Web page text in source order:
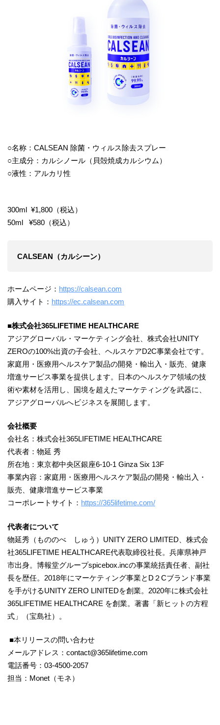
○名称：CALSEAN 除菌・ウィルス除去スプレー
○主成分：カルシノール（貝殻焼成カルシウム）
○液性：アルカリ性
300ml ¥1,800（税込）
50ml ¥580（税込）
CALSEAN（カルシーン）
ホームページ： https://calsean.com
購入サイト： https://ec.calsean.com
■株式会社365LIFETIME HEALTHCARE
アジアグローバル・マーケティング会社、株式会社UNITY
ZEROの100%出資の子会社、ヘルスケアD2C事業会社です。
家庭用・医療用ヘルスケア製品の開発・輸出入・販売、健康
増進サービス事業を提供します。日本のヘルスケア領域の技
術や素材を活用し、国境を超えたマーケティングを武器に、
アジアグローバルへビジネスを展開します。
会社概要
会社名：株式会社365LIFETIME HEALTHCARE
代表者：物延 秀
所在地：東京都中央区銀座6-10-1 Ginza Six 13F
事業内容：家庭用・医療用ヘルスケア製品の開発・輸出入・
販売、健康増進サービス事業
コーポレートサイト： https://365lifetime.com/
代表者について
物延秀（もののべ しゅう）UNITY ZERO LIMITED、株式会
社365LIFETIME HEALTHCARE代表取締役社長。兵庫県神戸
市出身。博報堂グループspicebox.incの事業統括責任者、副社
長を歴任。2018年にマーケティング事業とD２Cブランド事業
を手がけるUNITY ZERO LINITEDを創業。2020年に株式会社
365LIFETIME HEALTHCARE を創業。著書「新ヒットの方程
式」（宝島社）。
■本リリースの問い合わせ
メールアドレス：contact@365lifetime.com
電話番号：03-4500-2057
担当：Monet（モネ）